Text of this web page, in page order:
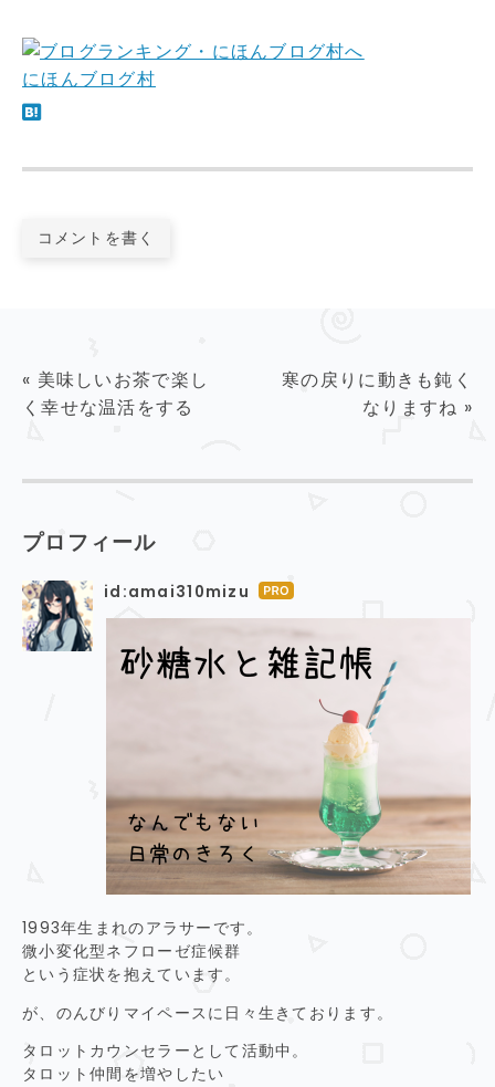
にほんブログ村
コメントを書く
« 美味しいお茶で楽し
く幸せな温活をする
寒の戻りに動きも鈍く
なりますね »
プロフィール
id:amai310mizu はて
なブ
Pro
1993年生まれのアラサーです。
微小変化型ネフローゼ症候群
という症状を抱えています。
が、のんびりマイペースに日々生きております。
タロットカウンセラーとして活動中。
タロット仲間を増やしたい